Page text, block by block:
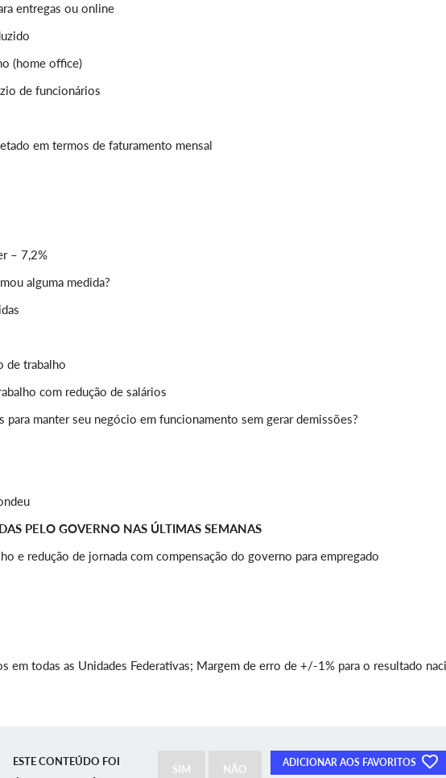
entregas ou online
(home office)
de funcionários
em termos de faturamento mensal
– 7,2%
alguma medida?
de trabalho
com redução de salários
para manter seu negócio em funcionamento sem gerar demissões?
PELO GOVERNO NAS ÚLTIMAS SEMANAS
e redução de jornada com compensação do governo para empregado
em todas as Unidades Federativas; Margem de erro de +/-1% para o resultado
ADICIONAR AOS FAVORITOS
ESTE CONTEÚDO FOI
SIM NÃO